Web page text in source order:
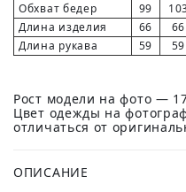
Обхват бедер
99
Длина изделия
66 66
Длина рукава
59 59
Рост модели на фото —
Цвет одежды на
отличаться от
ОПИСАНИЕ